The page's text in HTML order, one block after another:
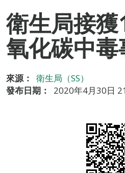
衛生局接
氧化碳中
來源：
衛生局（SS）
發布日期：
2020年4月30日